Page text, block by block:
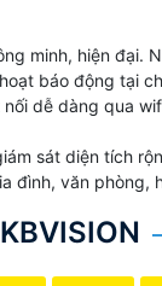
minh, hiện đại.
báo động tại
dễ dàng qua
sát diện tích
đình, văn phòng,